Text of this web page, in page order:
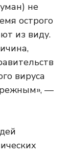
не
острого
из виду.
вируса
—